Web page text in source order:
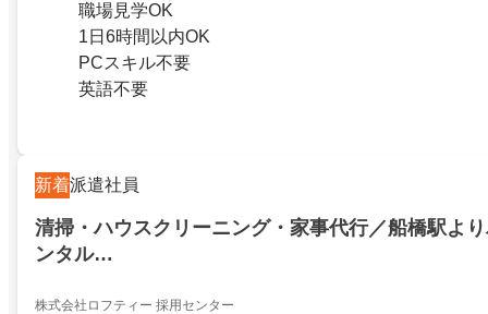
職場見学OK
1日6時間以内OK
PCスキル不要
英語不要
新着派遣社員
清掃・ハウスクリーニング・家事代行／船橋駅よ
ンタル…
株式会社ロフティー 採用センター